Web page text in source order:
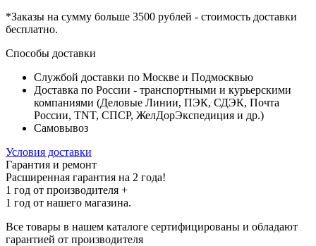
*Заказы на сумму больше 3500 рублей - стоимость доставки
бесплатно.
Способы доставки
Службой доставки по Москве и Подмосквью
Доставка по России - транспортными и курьерскими
компаниями (Деловые Линии, ПЭК, СДЭК, Почта
России, TNT, СПСР, ЖелДорЭкспедиция и др.)
Самовывоз
Условия доставки
Гарантия и ремонт
Расширенная гарантия на 2 года!
1 год от производителя +
1 год от нашего магазина.
Все товары в нашем каталоге сертифицированы и обладают
гарантией от производителя